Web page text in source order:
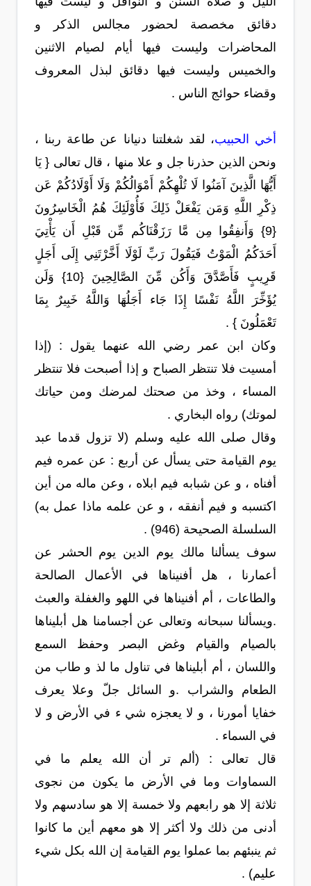
دقائق مخصصة لحضور مجالس الذكر و
المحاضرات وليست فيها أيام لصيام الاثنين
والخميس وليست فيها دقائق لبذل المعروف
وقضاء حوائج الناس .
أخي الحبيب، لقد شغلتنا دنيانا عن طاعة ربنا ،
ونحن الذين حذرنا جل و علا منها ، قال تعالى { يَا
أَيُّهَا الَّذِينَ آمَنُوا لَا تُلْهِكُمْ أَمْوَالُكُمْ وَلَا أَوْلَادُكُمْ عَن
ذِكْرِ اللَّهِ وَمَن يَفْعَلْ ذَلِكَ فَأُوْلَئِكَ هُمُ الْخَاسِرُونَ
{9} وَأَنفِقُوا مِن مَّا رَزَقْنَاكُم مِّن قَبْلِ أَن يَأْتِيَ
أَحَدَكُمُ الْمَوْتُ فَيَقُولَ رَبِّ لَوْلَا أَخَّرْتَنِي إِلَى أَجَلٍ
قَرِيبٍ فَأَصَّدَّقَ وَأَكُن مِّنَ الصَّالِحِينَ {10} وَلَن
يُؤَخِّرَ اللَّهُ نَفْسًا إِذَا جَاء أَجَلُهَا وَاللَّهُ خَبِيرٌ بِمَا
تَعْمَلُونَ } .
وكان ابن عمر رضي الله عنهما يقول : (إذا
أمسيت فلا تنتظر الصباح و إذا أصبحت فلا تنتظر
المساء ، وخذ من صحتك لمرضك ومن حياتك
لموتك) رواه البخاري .
وقال صلى الله عليه وسلم (لا تزول قدما عبد
يوم القيامة حتى يسأل عن أربع : عن عمره فيم
أفناه ، و عن شبابه فيم ابلاه ، وعن ماله من أين
اكتسبه و فيم أنفقه ، و عن علمه ماذا عمل به)
السلسلة الصحيحة (946) .
سوف يسألنا مالك يوم الدين يوم الحشر عن
أعمارنا ، هل أفنيناها في الأعمال الصالحة
والطاعات ، أم أفنيناها في اللهو والغفلة والعبث
.ويسألنا سبحانه وتعالى عن أجسامنا هل أبليناها
بالصيام والقيام وغض البصر وحفظ السمع
واللسان ، أم أبليناها في تناول ما لذ و طاب من
الطعام والشراب .و السائل جلّ وعلا يعرف
خفايا أمورنا ، و لا يعجزه شي ء في الأرض و لا
في السماء .
قال تعالى : (ألم تر أن الله يعلم ما في
السماوات وما في الأرض ما يكون من نجوى
ثلاثة إلا هو رابعهم ولا خمسة إلا هو سادسهم ولا
أدنى من ذلك ولا أكثر إلا هو معهم أين ما كانوا
ثم ينبئهم بما عملوا يوم القيامة إن الله بكل شيء
عليم) .